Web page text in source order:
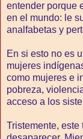
entender porque
en el mundo: le
analfabetas y
En si esto no es
mujeres
como mujeres e
pobreza,
acceso a los
Tristemente,